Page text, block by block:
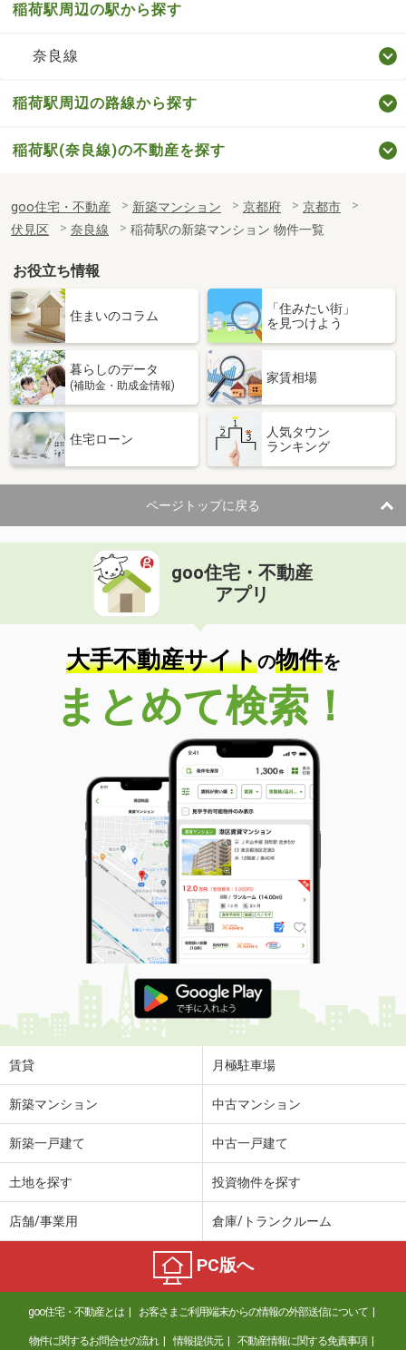
稲荷駅周辺の駅から探す
奈良線
稲荷駅周辺の路線から探す
稲荷駅(奈良線)の不動産を探す
goo住宅・不動産 新築マンション 京都府
京都市
伏見区
奈良線 稲荷駅の新築マンション 物件一覧
お役立ち情報
住まいのコラム
「住みたい街」
を見つけよう
暮らしのデータ
(補助金・助成金情報)
家賃相場
住宅ローン
人気タウン
ランキング
ページトップに戻る
goo住宅・不動産
アプリ
大手不動産サイトの物件を
まとめて検索！
賃貸 月極駐車場
新築マンション 中古マンション
新築一戸建て 中古一戸建て
土地を探す 投資物件を探す
店舗/事業用 倉庫/トランクルーム
PC版へ
goo住宅・不動産とは お客さまご利用端末からの情報の外部送信について
物件に関するお問合せの流れ 情報提供元 不動産情報に関する免責事項